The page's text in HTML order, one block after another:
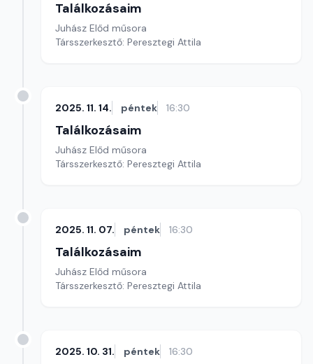
Találkozásaim
Juhász Előd műsora
Társszerkesztő: Peresztegi Attila
2025. 11. 14. péntek 16:30
Találkozásaim
Juhász Előd műsora
Társszerkesztő: Peresztegi Attila
2025. 11. 07. péntek 16:30
Találkozásaim
Juhász Előd műsora
Társszerkesztő: Peresztegi Attila
2025. 10. 31. péntek 16:30